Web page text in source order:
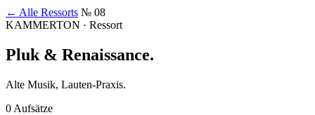
← Alle Ressorts № 08
KAMMERTON · Ressort
Pluk & Renaissance.
Alte Musik, Lauten-Praxis.
0 Aufsätze